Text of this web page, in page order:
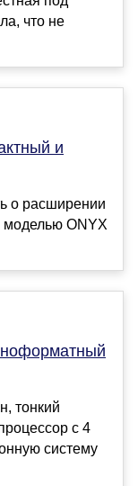
что не
и
о расширении
моделью ONYX
тонкий
с 4
систему